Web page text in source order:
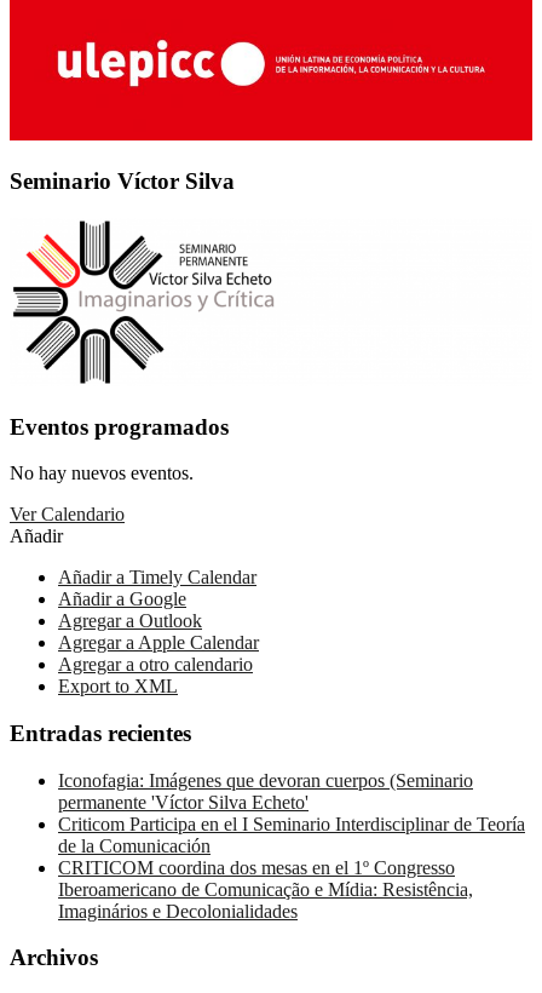
Seminario Víctor Silva
Eventos programados
No hay nuevos eventos.
Ver Calendario
Añadir
Añadir a Timely Calendar
Añadir a Google
Agregar a Outlook
Agregar a Apple Calendar
Agregar a otro calendario
Export to XML
Entradas recientes
Iconofagia: Imágenes que devoran cuerpos (Seminario
permanente 'Víctor Silva Echeto'
Criticom Participa en el I Seminario Interdisciplinar de Teoría
de la Comunicación
CRITICOM coordina dos mesas en el 1º Congresso
Iberoamericano de Comunicação e Mídia: Resistência,
Imaginários e Decolonialidades
Archivos